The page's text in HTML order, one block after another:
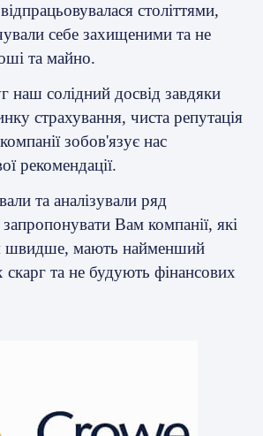
століттями,
себе захищеними та не
та майно.
наш солідний досвід завдяки
страхування, чиста репутація
зобов'язує нас
рекомендації.
та аналізували ряд
Вам компанії, які
швидше, мають найменший
скарг та не будують фінансових